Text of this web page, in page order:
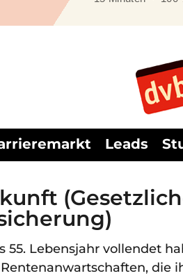
Leads
55. Lebensjahr vollendet
die